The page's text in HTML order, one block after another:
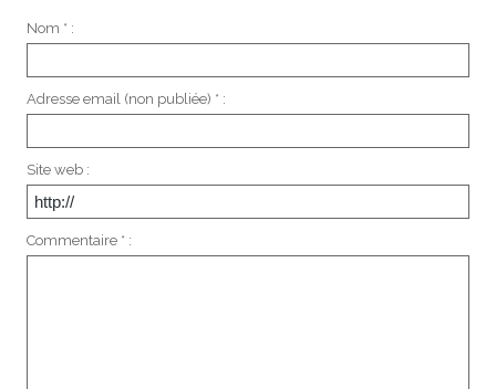
Nom * :
Adresse email (non publiée) * :
Site web :
Commentaire * :